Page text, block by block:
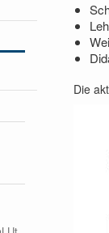
Die